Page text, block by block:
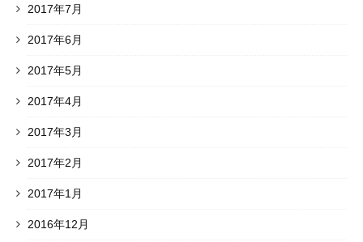
2017年7月
2017年6月
2017年5月
2017年4月
2017年3月
2017年2月
2017年1月
2016年12月